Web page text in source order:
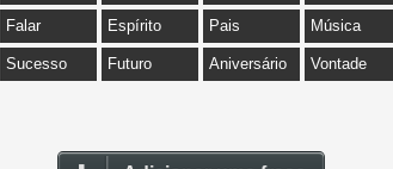
Falar Espírito Pais Música
Sucesso Futuro Aniversário Vontade